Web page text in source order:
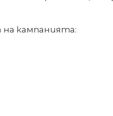
на кампанията: